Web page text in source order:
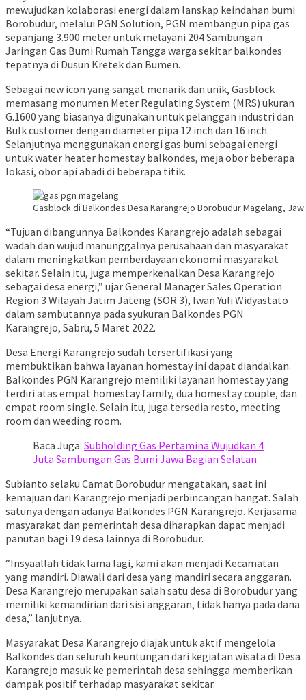
mewujudkan kolaborasi energi dalam lanskap keindahan bumi
Borobudur, melalui PGN Solution, PGN membangun pipa gas
sepanjang 3.900 meter untuk melayani 204 Sambungan
Jaringan Gas Bumi Rumah Tangga warga sekitar balkondes
tepatnya di Dusun Kretek dan Bumen.
Sebagai new icon yang sangat menarik dan unik, Gasblock
memasang monumen Meter Regulating System (MRS) ukuran
G.1600 yang biasanya digunakan untuk pelanggan industri dan
Bulk customer dengan diameter pipa 12 inch dan 16 inch.
Selanjutnya menggunakan energi gas bumi sebagai energi
untuk water heater homestay balkondes, meja obor beberapa
lokasi, obor api abadi di beberapa titik.
Gasblock di Balkondes Desa Karangrejo Borobudur Magelang,
“Tujuan dibangunnya Balkondes Karangrejo adalah sebagai
wadah dan wujud manunggalnya perusahaan dan masyarakat
dalam meningkatkan pemberdayaan ekonomi masyarakat
sekitar. Selain itu, juga memperkenalkan Desa Karangrejo
sebagai desa energi,” ujar General Manager Sales Operation
Region 3 Wilayah Jatim Jateng (SOR 3), Iwan Yuli Widyastato
dalam sambutannya pada syukuran Balkondes PGN
Karangrejo, Sabru, 5 Maret 2022.
Desa Energi Karangrejo sudah tersertifikasi yang
membuktikan bahwa layanan homestay ini dapat diandalkan.
Balkondes PGN Karangrejo memiliki layanan homestay yang
terdiri atas empat homestay family, dua homestay couple, dan
empat room single. Selain itu, juga tersedia resto, meeting
room dan weeding room.
Baca Juga: Subholding Gas Pertamina Wujudkan 4
Juta Sambungan Gas Bumi Jawa Bagian Selatan
Subianto selaku Camat Borobudur mengatakan, saat ini
kemajuan dari Karangrejo menjadi perbincangan hangat. Salah
satunya dengan adanya Balkondes PGN Karangrejo. Kerjasama
masyarakat dan pemerintah desa diharapkan dapat menjadi
panutan bagi 19 desa lainnya di Borobudur.
“Insyaallah tidak lama lagi, kami akan menjadi Kecamatan
yang mandiri. Diawali dari desa yang mandiri secara anggaran.
Desa Karangrejo merupakan salah satu desa di Borobudur yang
memiliki kemandirian dari sisi anggaran, tidak hanya pada dana
desa,” lanjutnya.
Masyarakat Desa Karangrejo diajak untuk aktif mengelola
Balkondes dan seluruh keuntungan dari kegiatan wisata di Desa
Karangrejo masuk ke pemerintah desa sehingga memberikan
dampak positif terhadap masyarakat sekitar.